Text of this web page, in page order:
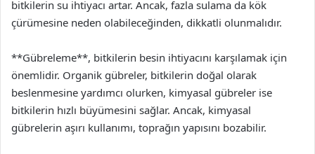
bitkilerin su ihtiyacı artar. Ancak, fazla sulama da kök
çürümesine neden olabileceğinden, dikkatli olunmalıdır.
**Gübreleme**, bitkilerin besin ihtiyacını karşılamak için
önemlidir. Organik gübreler, bitkilerin doğal olarak
beslenmesine yardımcı olurken, kimyasal gübreler ise
bitkilerin hızlı büyümesini sağlar. Ancak, kimyasal
gübrelerin aşırı kullanımı, toprağın yapısını bozabilir.